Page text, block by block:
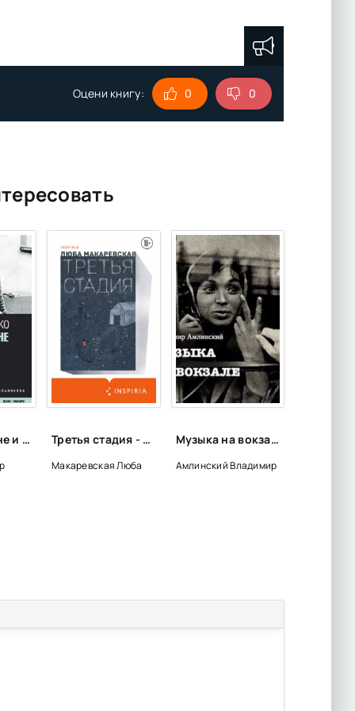
Оцени книгу: 0 0
Полеты во сне и наяву. Перпеты мобиля Степана Бобыля - Виктор Мережко Третья стадия - Люба Макаревская
Макаревская Люба
Музыка на вокзале - Владимир Амлинский
Амлинский Владимир